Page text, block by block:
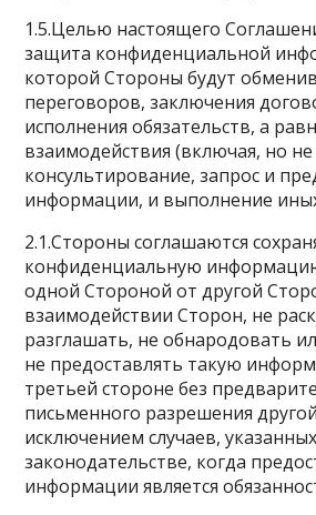
1.5.Целью настоящего
защита конфиденциальной
которой Стороны будут
переговоров, заключения
исполнения обязательств, а
взаимодействия (включая, но
консультирование, запрос и
информации, и выполнение
2.1.Стороны соглашаются
конфиденциальную
одной Стороной от другой
взаимодействии Сторон, не
разглашать, не обнародовать
не предоставлять такую
третьей стороне без
письменного разрешения
исключением случаев,
законодательстве, когда
информации является